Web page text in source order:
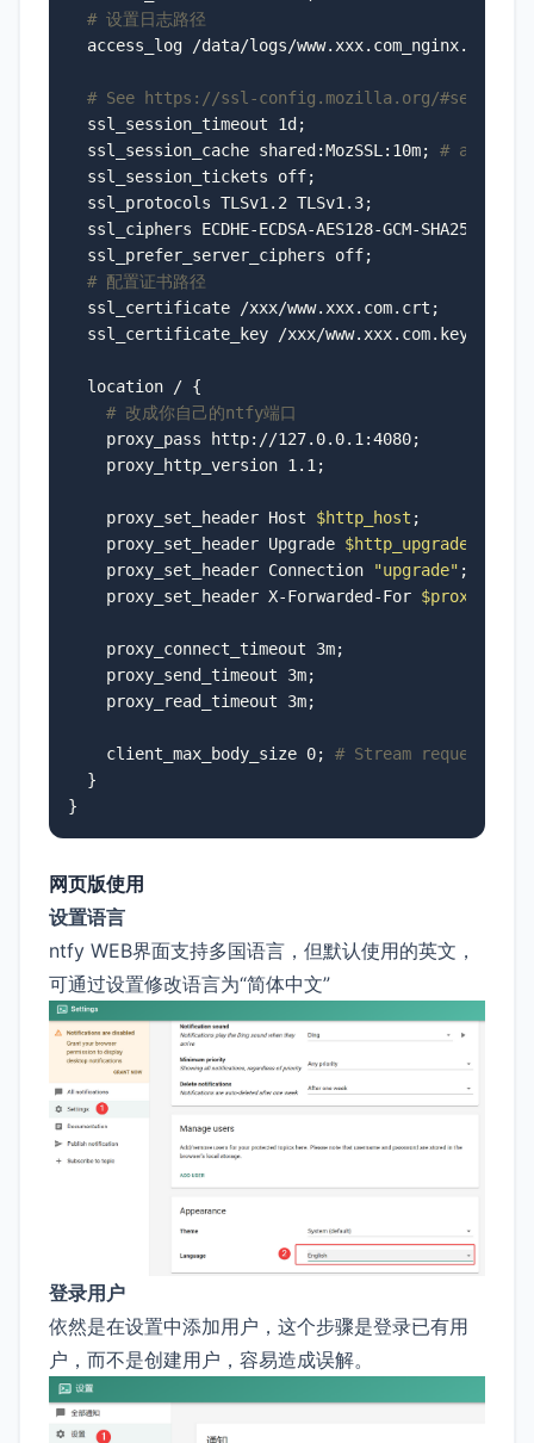
# 设置日志路径
access_log /data/logs/www.xxx.com_nginx.log
# See https://ssl-config.mozilla.org/
  ssl_session_timeout 1d;
  ssl_session_cache shared:MozSSL:10m;
# about
  ssl_session_tickets off;
  ssl_protocols TLSv1.2 TLSv1.3;
ssl_ciphers ECDHE-ECDSA-AES128-GCM-
  ssl_prefer_server_ciphers off;
# 配置证书路径
  ssl_certificate /xxx/www.xxx.com.crt;
  ssl_certificate_key /xxx/www.xxx.com.key;
  location / {
# 改成你自己的ntfy端口
    proxy_pass http://127.0.0.1:4080;
    proxy_http_version 1.1;
    proxy_set_header Host
$http_host ;
    proxy_set_header Upgrade
$http_upgrade
    proxy_set_header Connection
"upgrade" ;
    proxy_set_header X-Forwarded-For
    proxy_connect_timeout 3m;
    proxy_send_timeout 3m;
    proxy_read_timeout 3m;
    client_max_body_size 0;
# Stream request
  }
}
网页版使用
设置语言
ntfy WEB界面支持多国语言，但默认使用的英文，
可通过设置修改语言为“简体中文”
登录用户
依然是在设置中添加用户，这个步骤是登录已有用
户，而不是创建用户，容易造成误解。